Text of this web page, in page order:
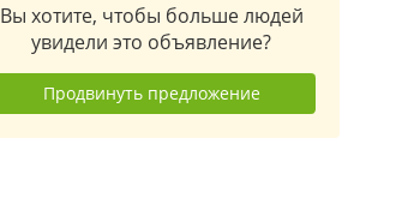
Вы хотите, чтобы больше людей
увидели это объявление?
Продвинуть предложение